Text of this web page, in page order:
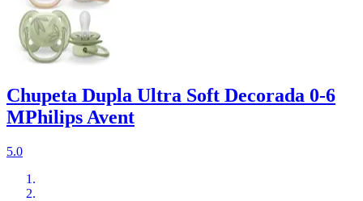
Chupeta Dupla Ultra Soft Decorada 0-6
MPhilips Avent
5.0